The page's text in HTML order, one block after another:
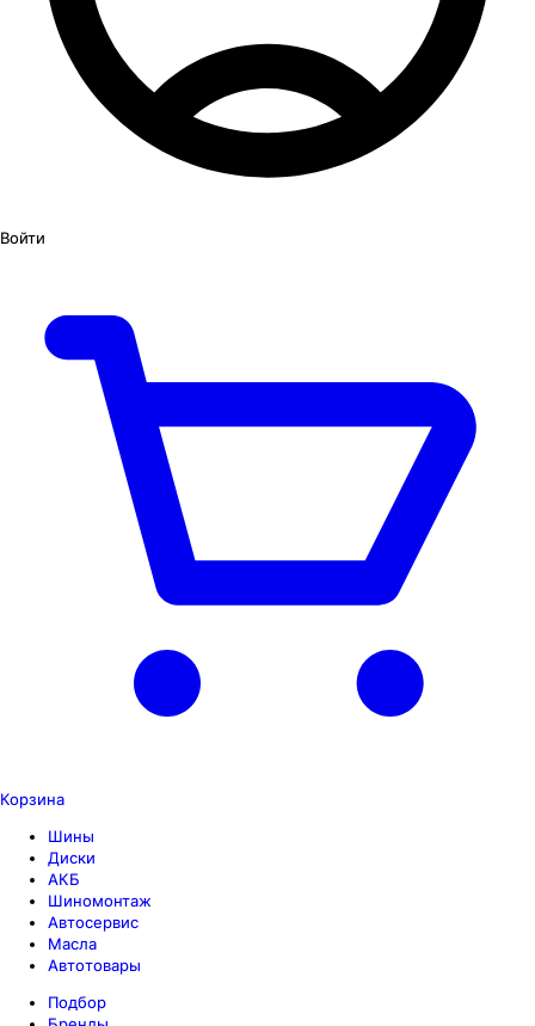
Войти
Корзина
Шины
Диски
АКБ
Шиномонтаж
Автосервис
Масла
Автотовары
Подбор